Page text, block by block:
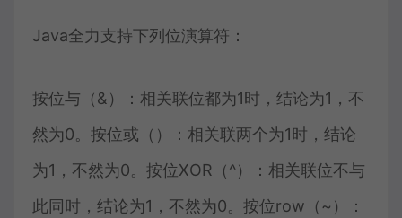
Java全力支持下列位演算符：
按位与（&）：相关联位都为1时，结论为1，不
然为0。按位或（）：相关联两个为1时，结论
为1，不然为0。按位XOR（^）：相关联位不与
此同时，结论为1，不然为0。按位row（~）：